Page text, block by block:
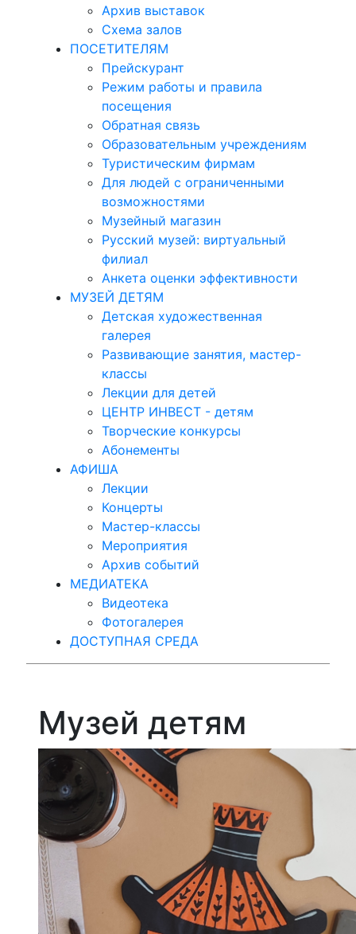
Архив выставок
Схема залов
ПОСЕТИТЕЛЯМ
Прейскурант
Режим работы и правила
посещения
Обратная связь
Образовательным учреждениям
Туристическим фирмам
Для людей с ограниченными
возможностями
Музейный магазин
Русский музей: виртуальный
филиал
Анкета оценки эффективности
МУЗЕЙ ДЕТЯМ
Детская художественная
галерея
Развивающие занятия, мастер-
классы
Лекции для детей
ЦЕНТР ИНВЕСТ - детям
Творческие конкурсы
Абонементы
АФИША
Лекции
Концерты
Мастер-классы
Мероприятия
Архив событий
МЕДИАТЕКА
Видеотека
Фотогалерея
ДОСТУПНАЯ СРЕДА
Музей детям